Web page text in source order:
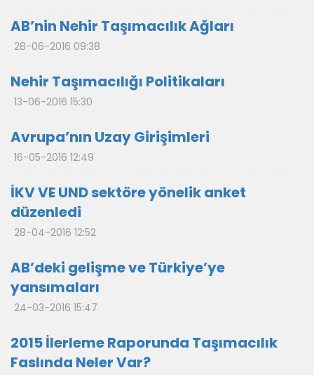
AB’nin Nehir Taşımacılık Ağları
28-06-2016 09:38
Nehir Taşımacılığı Politikaları
13-06-2016 15:30
Avrupa’nın Uzay Girişimleri
16-05-2016 12:49
İKV VE UND sektöre yönelik anket
düzenledi
28-04-2016 12:52
AB’deki gelişme ve Türkiye’ye
yansımaları
24-03-2016 15:47
2015 İlerleme Raporunda Taşımacılık
Faslında Neler Var?